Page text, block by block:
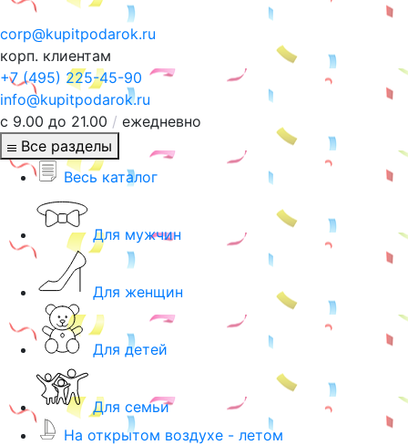
corp@kupitpodarok.ru
корп. клиентам
+7 (495) 225-45-90
info@kupitpodarok.ru
с 9.00 до 21.00 / ежедневно
Все разделы
Весь каталог
Для мужчин
Для женщин
Для детей
Для семьи
На открытом воздухе - летом